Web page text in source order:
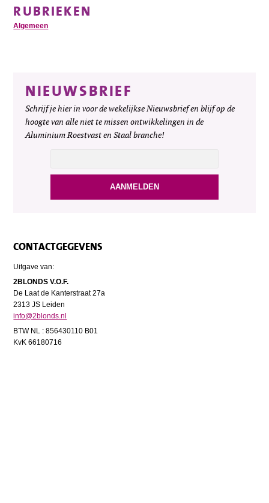
RUBRIEKEN
Algemeen
NIEUWSBRIEF
Schrijf je hier in voor de wekelijkse Nieuwsbrief en blijf op de
hoogte van alle niet te missen ontwikkelingen in de
Aluminium Roestvast en Staal branche!
CONTACTGEGEVENS
Uitgave van:
2BLONDS V.O.F.
De Laat de Kanterstraat 27a
2313 JS Leiden
info@2blonds.nl
BTW NL : 856430110 B01
KvK 66180716